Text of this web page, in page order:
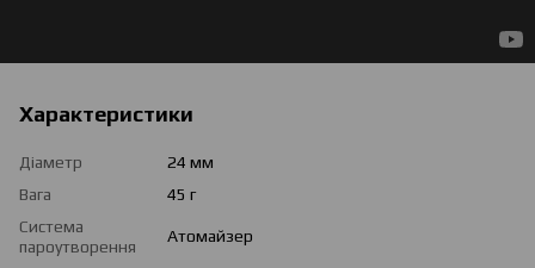
Характеристики
Діаметр
24 мм
Вага
45 г
Система
пароутворення
Атомайзер